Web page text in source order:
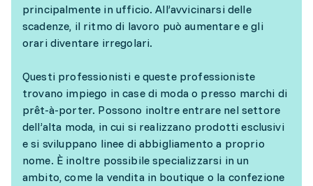
principalmente in ufficio. All’avvicinarsi delle
scadenze, il ritmo di lavoro può aumentare e gli
orari diventare irregolari.
Questi professionisti e queste professioniste
trovano impiego in case di moda o presso marchi di
prêt-à-porter. Possono inoltre entrare nel settore
dell’alta moda, in cui si realizzano prodotti esclusivi
e si sviluppano linee di abbigliamento a proprio
nome. È inoltre possibile specializzarsi in un
ambito, come la vendita in boutique o la confezione